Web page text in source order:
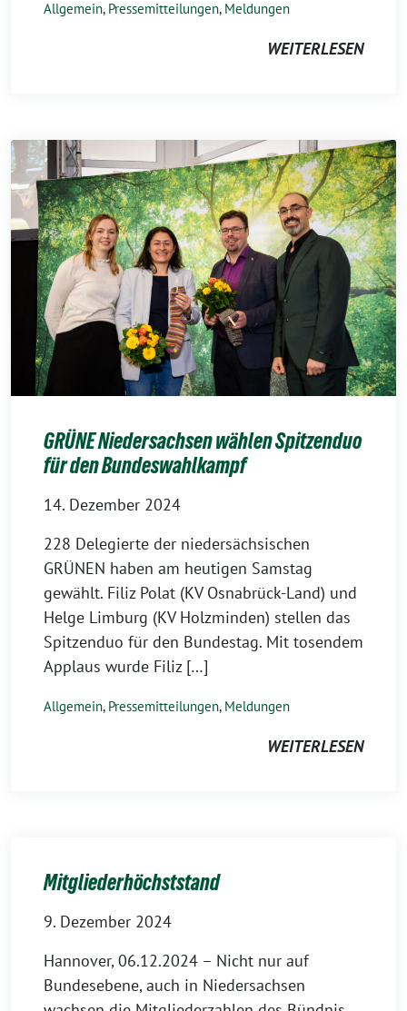
Allgemein, Pressemitteilungen, Meldungen
WEITERLESEN
GRÜNE Niedersachsen wählen Spitzenduo
für den Bundeswahlkampf
14. Dezember 2024
228 Delegierte der niedersächsischen
GRÜNEN haben am heutigen Samstag
gewählt. Filiz Polat (KV Osnabrück-Land) und
Helge Limburg (KV Holzminden) stellen das
Spitzenduo für den Bundestag. Mit tosendem
Applaus wurde Filiz […]
Allgemein, Pressemitteilungen, Meldungen
WEITERLESEN
Mitgliederhöchststand
9. Dezember 2024
Hannover, 06.12.2024 – Nicht nur auf
Bundesebene, auch in Niedersachsen